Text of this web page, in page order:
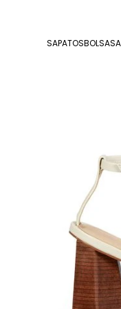
SAPATOSBOLSAS